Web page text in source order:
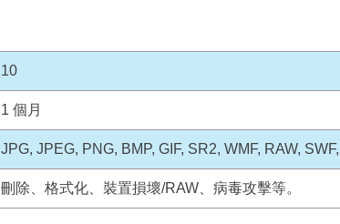
10
1 個月
JPG, JPEG, PNG, BMP, GIF, SR2, WMF, RAW,
刪除、格式化、裝置損壞/RAW、病毒攻擊等。